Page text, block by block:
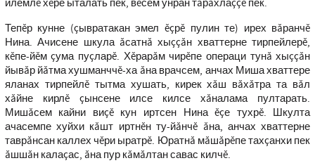
илемлĕ хĕре ыталать пек, вĕсем унран тăрăхлаççĕ пек.
Тепĕр кунне (çывратакан эмел ĕçрĕ пулин те) ирех вăранчĕ
Нина. Ачисене шкула ăсатнă хыççăн хваттерне тирпейлерĕ,
кĕпе-йĕм çума пуçларĕ. Хĕрарăм чирĕпе операци тунă хыççăн
йывăр йăтма хушманччĕ-ха ăна врачсем, анчах Миша хваттере
яланах тирпейлĕ тытма хушать, кирек хăш вăхăтра та вăл
хăйне кирлĕ çынсене илсе килсе хăналама пултарать.
Мишăсем кайни виçĕ кун иртсен Нина ĕçе тухрĕ. Шкулта
ачасемпе хуйхи кăшт иртнĕн ту-йăнчĕ ăна, анчах хваттерне
таврăнсан каллех чĕри ыратрĕ. Юратнă мăшăрĕпе тахçанхи пек
ăшшăн калаçас, ăна пур кăмăлтан савас килчĕ.